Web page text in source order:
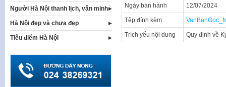
Ngày ban hành 12/07/2024
Tệp đính kèm
Trích yếu nội dung Quy định về
Người Hà Nội thanh lịch, văn minh
Hà Nội đẹp và chưa đẹp
Tiêu điểm Hà Nội